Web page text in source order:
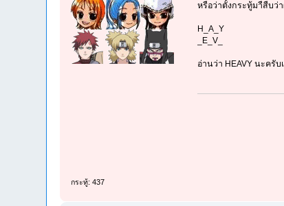
กระทู้: 437
หรือว่าตั้งกระทู้มาืสืบว่
H_A_Y
_E_V_
อ่านว่า HEAVY นะครั